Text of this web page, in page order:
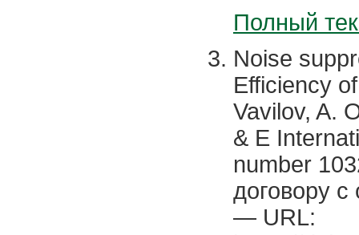
Полный
Noise
Efficiency
Vavilov, A.
& E
number
договору
— URL: